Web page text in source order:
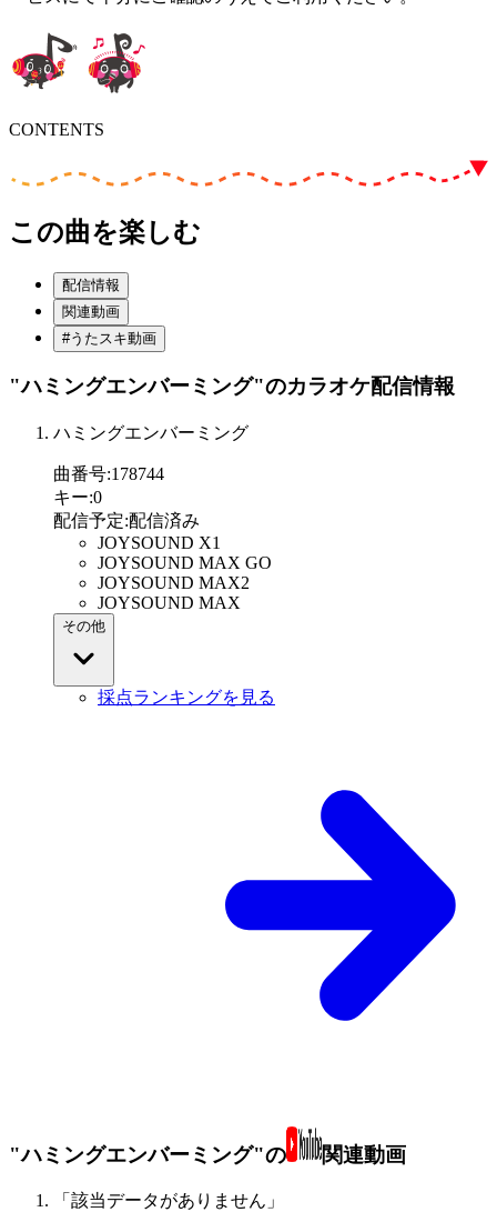
CONTENTS
この曲を楽しむ
配信情報
関連動画
#うたスキ動画
"ハミングエンバーミング"のカラオケ配信情報
ハミングエンバーミング
曲番号:178744
キー:0
配信予定:配信済み
JOYSOUND X1
JOYSOUND MAX GO
JOYSOUND MAX2
JOYSOUND MAX
その他
採点ランキングを見る
"ハミングエンバーミング"の 関連動画
「該当データがありません」